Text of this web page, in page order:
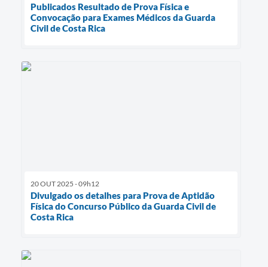
Publicados Resultado de Prova Física e
Convocação para Exames Médicos da Guarda
Civil de Costa Rica
20 OUT 2025 - 09h12
Divulgado os detalhes para Prova de Aptidão
Física do Concurso Público da Guarda Civil de
Costa Rica